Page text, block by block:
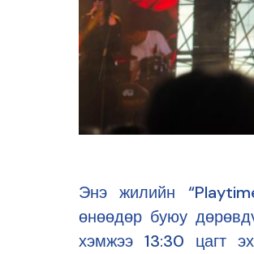
Энэ жилийн
өнөөдөр буюу
хэмжээ 13:30 цагт